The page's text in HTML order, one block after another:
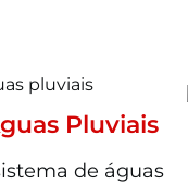
Pluviais
de águas